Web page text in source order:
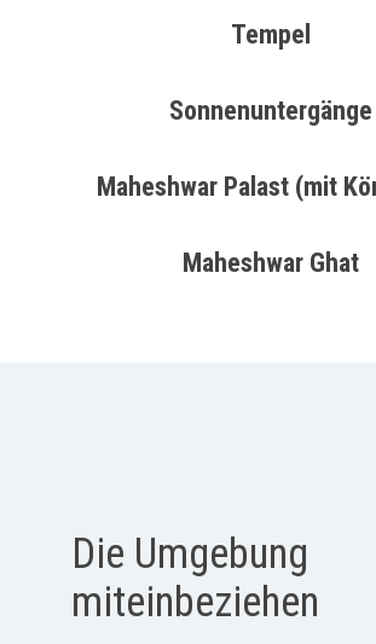
Tempel
Sonnenuntergänge
Maheshwar Palast (mit
Maheshwar Ghat
Die Umgebung
miteinbeziehen